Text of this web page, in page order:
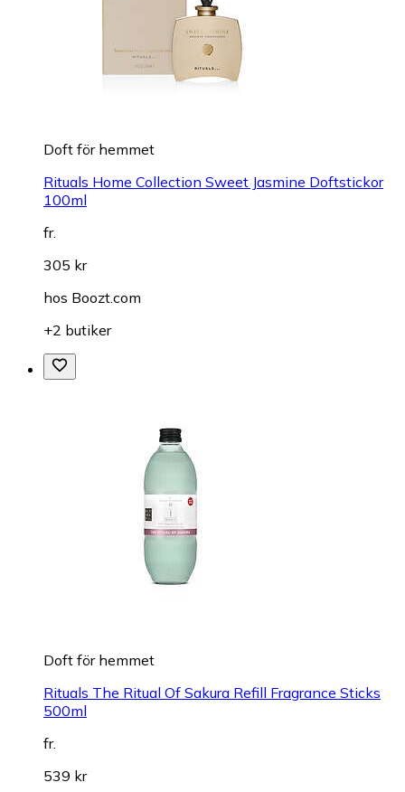
Doft för hemmet
Rituals Home Collection Sweet Jasmine Doftstickor
100ml
fr.
305 kr
hos Boozt.com
+2 butiker
Doft för hemmet
Rituals The Ritual Of Sakura Refill Fragrance Sticks
500ml
fr.
539 kr